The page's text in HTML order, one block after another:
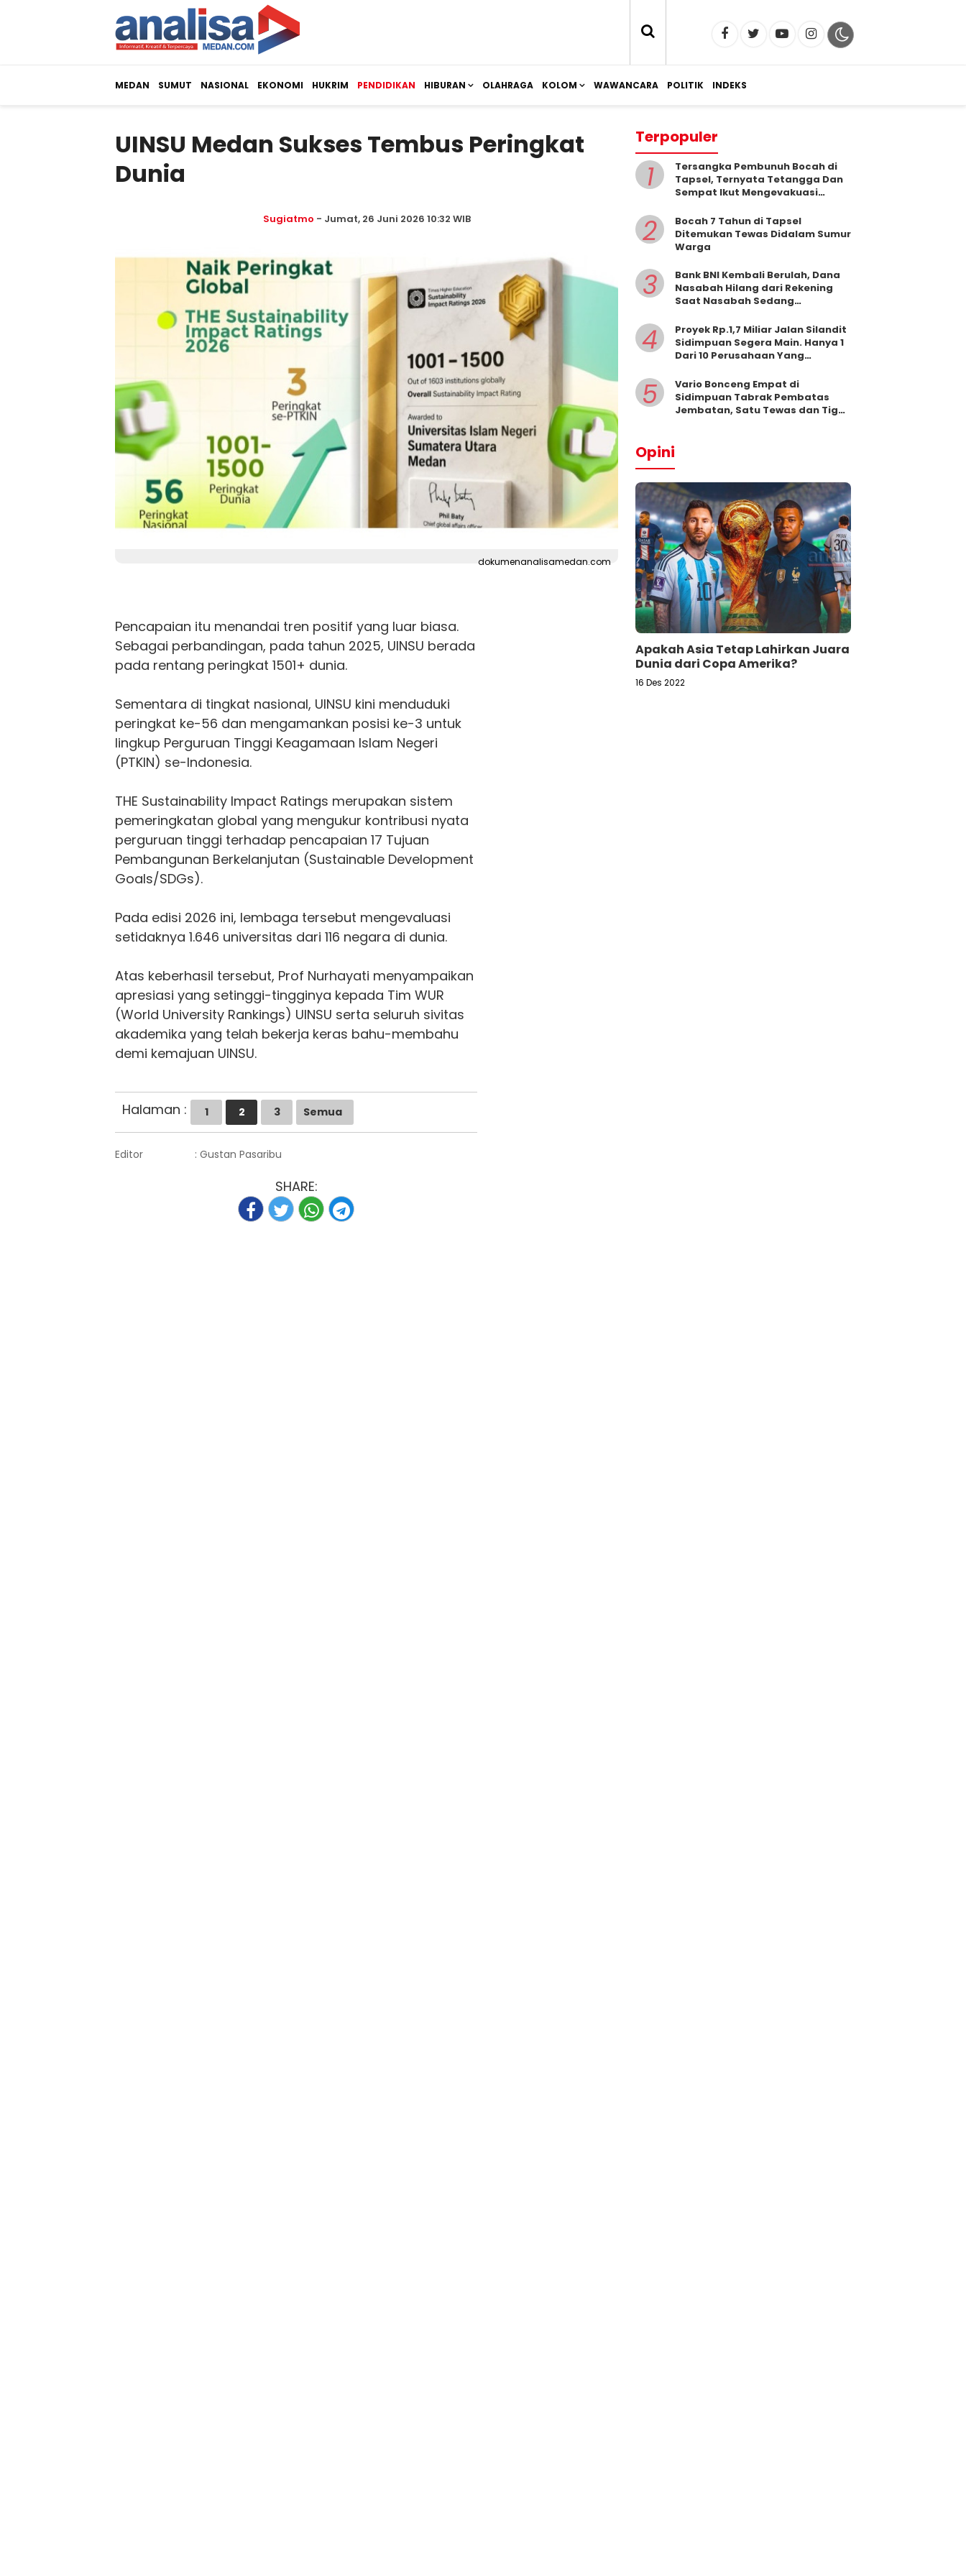
MEDAN SUMUT NASIONAL EKONOMI HUKRIM PENDIDIKAN HIBURAN OLAHRAGA KOLOM WAWANCARA POLITIK INDEKS
UINSU Medan Sukses Tembus Peringkat
Dunia
Sugiatmo - Jumat, 26 Juni 2026 10:32 WIB
dokumenanalisamedan.com
Pencapaian itu menandai tren positif yang luar biasa.
Sebagai perbandingan, pada tahun 2025, UINSU berada
pada rentang peringkat 1501+ dunia.
Sementara di tingkat nasional, UINSU kini menduduki
peringkat ke-56 dan mengamankan posisi ke-3 untuk
lingkup Perguruan Tinggi Keagamaan Islam Negeri
(PTKIN) se-Indonesia.
THE Sustainability Impact Ratings merupakan sistem
pemeringkatan global yang mengukur kontribusi nyata
perguruan tinggi terhadap pencapaian 17 Tujuan
Pembangunan Berkelanjutan (Sustainable Development
Goals/SDGs).
Pada edisi 2026 ini, lembaga tersebut mengevaluasi
setidaknya 1.646 universitas dari 116 negara di dunia.
Atas keberhasil tersebut, Prof Nurhayati menyampaikan
apresiasi yang setinggi-tingginya kepada Tim WUR
(World University Rankings) UINSU serta seluruh sivitas
akademika yang telah bekerja keras bahu-membahu
demi kemajuan UINSU.
Halaman : 1 2 3 Semua
Editor : Gustan Pasaribu
SHARE:
Terpopuler
1
Tersangka Pembunuh Bocah di
Tapsel, Ternyata Tetangga Dan
Sempat Ikut Mengevakuasi
2
Bocah 7 Tahun di Tapsel
Ditemukan Tewas Didalam Sumur
Warga
3
Bank BNI Kembali Berulah, Dana
Nasabah Hilang dari Rekening
Saat Nasabah Sedang
4
Proyek Rp.1,7 Miliar Jalan Silandit
Sidimpuan Segera Main. Hanya 1
Dari 10 Perusahaan Yang
5
Vario Bonceng Empat di
Sidimpuan Tabrak Pembatas
Jembatan, Satu Tewas dan Tiga
Opini
Apakah Asia Tetap Lahirkan Juara
Dunia dari Copa Amerika?
16 Des 2022